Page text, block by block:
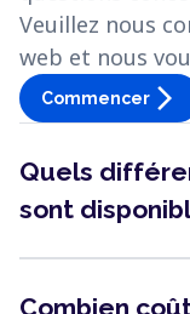
Veuillez nous
web et nous
Commencer arrow_forward_ios
Quels
sont
Combien